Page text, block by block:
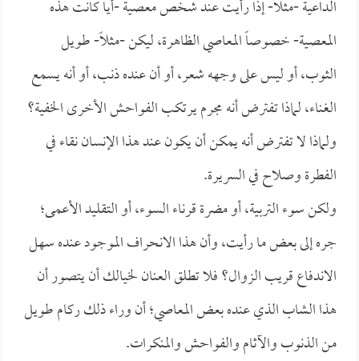
الداعية -مثلاً- إذا رأيت عند شخص معصية -أياً كانت هذه
المعصية- خصوصاً المعاصي الظاهرة، ليكن -مثلاً- طويل
الثوب، أو ليس على وجهه شعر، أو أن عنده ذنب، أو أنه يسمع
الغناء، لماذا تفترض أنه مجرم يرتكب الفواحش الأخرى الخفية؟
ولماذا لا تفترض أنه يمكن أن يكون عند هذا الإنسان نقاء في
الفطرة وصلاح في السريرة.
ولكن سوء التربية، أو مضرة قرناء السوء، أو التقليد الأعمى؛
جره إلى بعض ما رأيت، وأن هذا الانحراف الموجود عنده سهل
الاندفاع قريب الزوال؟ فلا تطلق العنان لخيالك أن يتصور أن
هذا الشاب الذي عنده بعض المعاصي؛ أن وراء ذلك ركام طويل
من الذنوب والآثام والفواحش والمنكرات.